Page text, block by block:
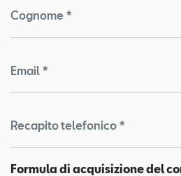
Cognome *
Email *
Recapito telefonico *
Formula di acquisizione del